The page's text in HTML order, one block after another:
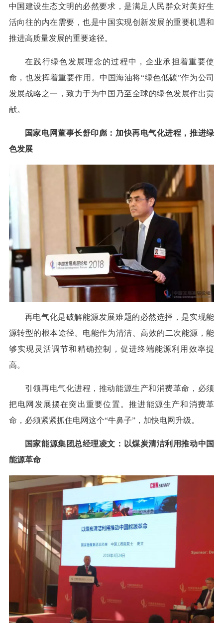
中国建设生态文明的必然要求，是满足人民群众对美好生
活向往的内在需要，也是中国实现创新发展的重要机遇和
推进高质量发展的重要途径。
在践行绿色发展理念的过程中，企业承担着重要使
命，也发挥着重要作用。中国海油将“绿色低碳”作为公司
发展战略之一，致力于为中国乃至全球的绿色发展作出贡
献。
国家电网董事长舒印彪：加快再电气化进程，推进绿
色发展
再电气化是破解能源发展难题的必然选择，是实现能
源转型的根本途径。电能作为清洁、高效的二次能源，能
够实现灵活调节和精确控制，促进终端能源利用效率提
高。
引领再电气化进程，推动能源生产和消费革命，必须
把电网发展摆在突出重要位置。推进能源生产和消费革
命，必须紧紧抓住电网这个“牛鼻子”，加快电网升级。
国家能源集团总经理凌文：以煤炭清洁利用推动中国
能源革命